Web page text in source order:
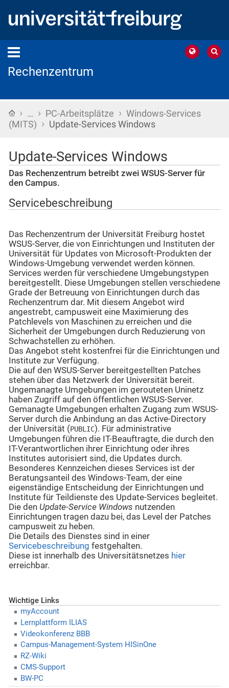
Rechenzentrum
Startseite
› … › PC-Arbeitsplätze › Windows-Services
(MITS) › Update-Services Windows
Update-Services Windows
Das Rechenzentrum betreibt zwei WSUS-Server für
den Campus.
Servicebeschreibung
Das Rechenzentrum der Universität Freiburg hostet
WSUS-Server, die von Einrichtungen und Instituten der
Universität für Updates von Microsoft-Produkten der
Windows-Umgebung verwendet werden können.
Services werden für verschiedene Umgebungstypen
bereit­gestellt. Diese Umgebungen stellen verschiedene
Grade der Betreuung von Einrichtungen durch das
Rechenzentrum dar. Mit diesem Angebot wird
angestrebt, campusweit eine Maximierung des
Patchlevels von Maschinen zu erreichen und die
Sicherheit der Umgebungen durch Reduzierung von
Schwachstellen zu erhöhen.
Das Angebot steht kostenfrei für die Einrichtungen und
Institute zur Verfügung.
Die auf den WSUS-Server bereitgestellten Patches
stehen über das Netzwerk der Universität bereit.
Ungemanagte Umgebungen im gerouteten Uninetz
haben Zugriff auf den öffentlichen WSUS-Server.
Gemanagte Umgebungen erhalten Zugang zum WSUS-
Server durch die Anbindung an das Active-Directory
der Universität (PUBLIC). Für administrative
Umgebungen führen die IT-Beauftragte, die durch den
IT-Verantwortlichen ihrer Einrichtung oder ihres
Institutes autorisiert sind, die Updates durch.
Besonderes Kennzeichen dieses Services ist der
Beratungsanteil des Windows-Team, der eine
eigenständige Entscheidung der Einrichtungen und
Institute für Teildienste des Update-Services begleitet.
Die den Update-Service Windows nutzenden
Einrichtungen tragen dazu bei, das Level der Patches
campusweit zu heben.
Die Details des Dienstes sind in einer
Servicebeschreibung festgehalten.
Diese ist innerhalb des Universitätsnetzes hier
erreichbar.
Wichtige Links
myAccount
Lernplattform ILIAS
Videokonferenz BBB
Campus-Management-System HISinOne
RZ-Wiki
CMS-Support
BW-PC